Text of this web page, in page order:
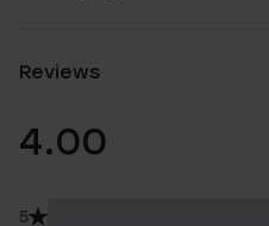
Reviews
4.00
5